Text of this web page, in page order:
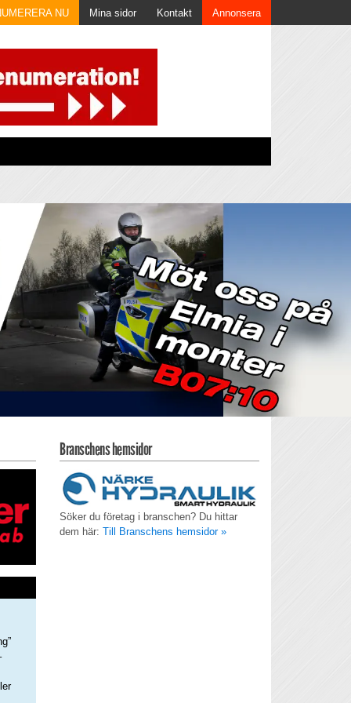
NU Mina sidor Kontakt Annonsera
Branschens hemsidor
Söker du företag i branschen? Du hittar
dem här: Till Branschens hemsidor »